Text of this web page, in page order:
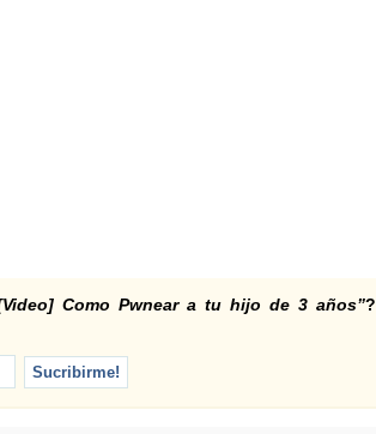
Como Pwnear a tu hijo de 3 años”?